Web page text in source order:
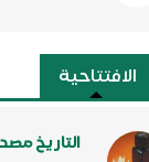
الافتتاحية
التاريخ